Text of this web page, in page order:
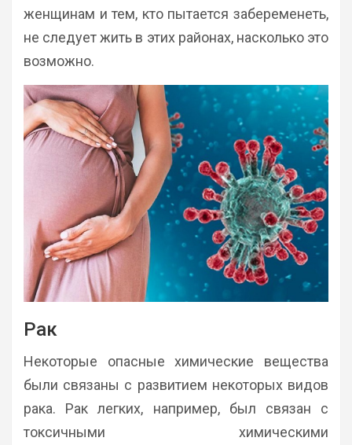
женщинам и тем, кто пытается забеременеть,
не следует жить в этих районах, насколько это
возможно.
Рак
Некоторые опасные химические вещества
были связаны с развитием некоторых видов
рака. Рак легких, например, был связан с
токсичными химическими